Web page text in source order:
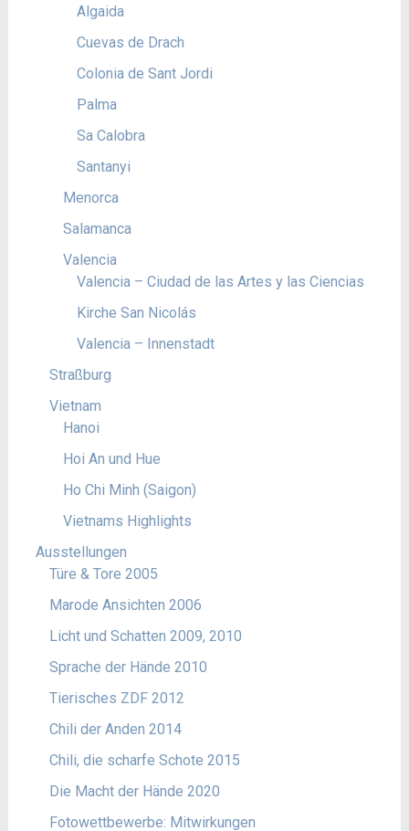
Algaida
Cuevas de Drach
Colonia de Sant Jordi
Palma
Sa Calobra
Santanyi
Menorca
Salamanca
Valencia
Valencia – Ciudad de las Artes y las Ciencias
Kirche San Nicolás
Valencia – Innenstadt
Straßburg
Vietnam
Hanoi
Hoi An und Hue
Ho Chi Minh (Saigon)
Vietnams Highlights
Ausstellungen
Türe & Tore 2005
Marode Ansichten 2006
Licht und Schatten 2009, 2010
Sprache der Hände 2010
Tierisches ZDF 2012
Chili der Anden 2014
Chili, die scharfe Schote 2015
Die Macht der Hände 2020
Fotowettbewerbe: Mitwirkungen